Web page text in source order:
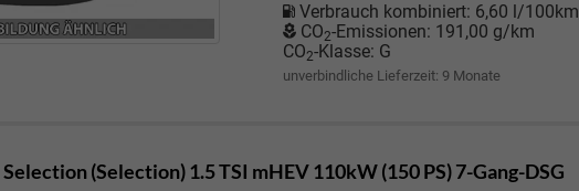
Verbrauch kombiniert: 6,60 l/100km
CO2-Emissionen: 191,00 g/km
CO2-Klasse: G
unverbindliche Lieferzeit: 9 Monate
Selection (Selection) 1.5 TSI mHEV 110kW (150 PS) 7-Gang-DSG